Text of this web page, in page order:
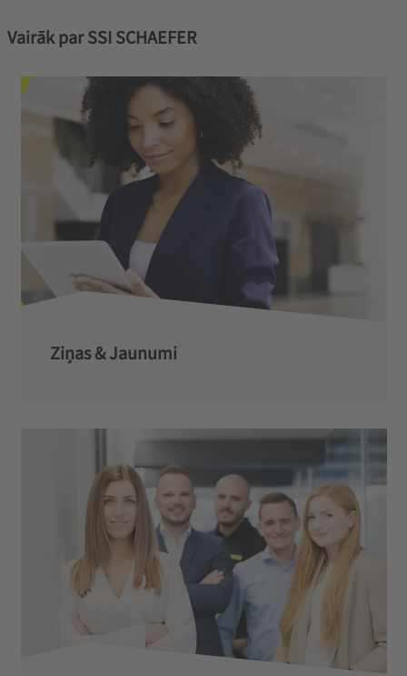
Vairāk par SSI SCHAEFER
Ziņas & Jaunumi